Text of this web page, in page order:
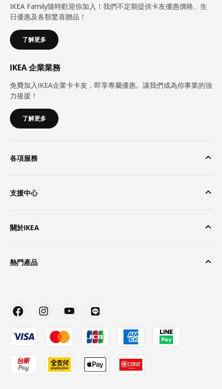
IKEA Family隨時歡迎你加入！我們不定期提供卡友優惠價格、生
日優惠及各類驚喜贈品！
了解更多
IKEA 企業業務
免費加入IKEA企業卡卡友，即享專屬優惠。讓我們成為你事業的強
力後援！
了解更多
各項服務
支援中心
關於IKEA
熱門產品